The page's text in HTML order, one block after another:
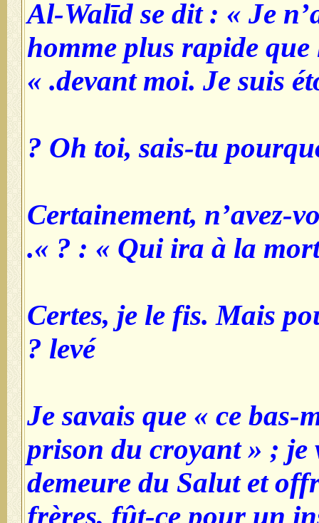
Al-Walīd se dit : « Je
homme plus rapide
devant moi. Je suis
- Certainement, n’avez-
: « Qui ira à la mort ?
- Certes, je le fis. Mais
levé ?
- Je savais que « ce bas-
prison du croyant » ;
demeure du Salut et
frères, fût-ce pour un